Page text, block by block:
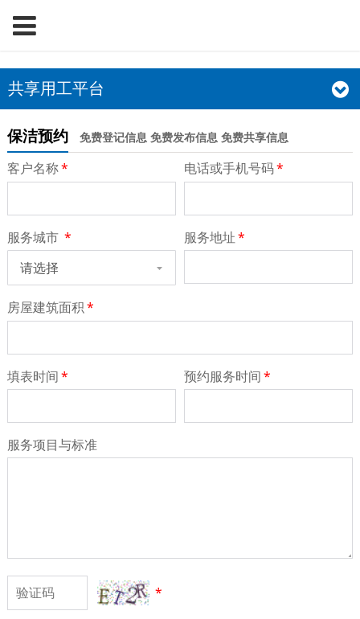
共享用工平台
保洁预约 免费登记信息 免费发布信息 免费共享信息
客户名称*
服务城市 *
请选择
电话或手机号码*
服务地址*
房屋建筑面积*
填表时间* 预约服务时间*
服务项目与标准
*